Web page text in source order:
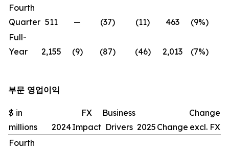
Fourth
Quarter 511 — (37) (11) 463 (9%)
Full-
Year
2,155 (9) (87) (46) 2,013 (7%)
부문 영업이익
$ in
millions
2024
FX
Impact
Business
Drivers 2025 Change
Change
excl. FX
Fourth